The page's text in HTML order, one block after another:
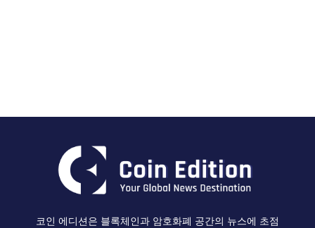
코인 에디션은 블록체인과 암호화폐 공간의 뉴스에 초점